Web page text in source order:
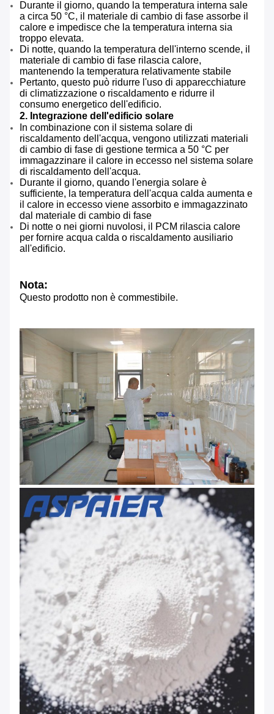
Durante il giorno, quando la temperatura interna sale
a circa 50 °C, il materiale di cambio di fase assorbe il
calore e impedisce che la temperatura interna sia
troppo elevata.
Di notte, quando la temperatura dell'interno scende, il
materiale di cambio di fase rilascia calore,
mantenendo la temperatura relativamente stabile
Pertanto, questo può ridurre l'uso di apparecchiature
di climatizzazione o riscaldamento e ridurre il
consumo energetico dell'edificio.
2. Integrazione dell'edificio solare
In combinazione con il sistema solare di
riscaldamento dell'acqua, vengono utilizzati materiali
di cambio di fase di gestione termica a 50 °C per
immagazzinare il calore in eccesso nel sistema solare
di riscaldamento dell'acqua.
Durante il giorno, quando l'energia solare è
sufficiente, la temperatura dell'acqua calda aumenta e
il calore in eccesso viene assorbito e immagazzinato
dal materiale di cambio di fase
Di notte o nei giorni nuvolosi, il PCM rilascia calore
per fornire acqua calda o riscaldamento ausiliario
all'edificio.
Nota:
Questo prodotto non è commestibile.